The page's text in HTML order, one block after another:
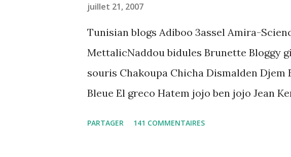
directrices Luanda"
juillet 21, 2007
Tunisian blogs Adiboo 3assel Amira-
MettalicNaddou bidules Brunette Bloggy
souris Chakoupa Chicha Dismalden Djem
Bleue El greco Hatem jojo ben jojo Jean
PARTAGER 141 COMMENTAIRES